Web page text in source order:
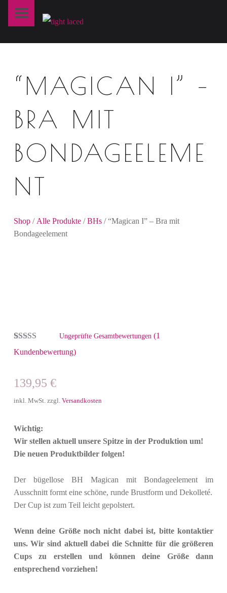
T
L
E
D
“MAGICAN I” –
BRA MIT
BONDAGEELEME
NT
Shop/ Alle Produkte/BHs/ “Magican I” – Bra mit
Bondageelement
Bewertet mit
5.00von 5,
1
Ungeprüfte Gesamtbewertungen (1
Kundenbewertung)
139,95 €
inkl. MwSt. zzgl. Versandkosten
Wichtig:
Wir stellen aktuell unsere Spitze in der Produktion um!
Die neuen Produktbilder folgen!
Der bügellose BH Magican mit Bondageelement im
Ausschnitt formt eine schöne, runde Brustform und Dekolleté.
Der Cup ist zum Teil leicht gepolstert.
Wenn deine Größe noch nicht dabei ist, bitte kontaktier
uns. Wir sind aktuell dabei die Schnitte für die größeren
Cups zu erstellen und können deine Größe dann
entsprechend vorziehen!